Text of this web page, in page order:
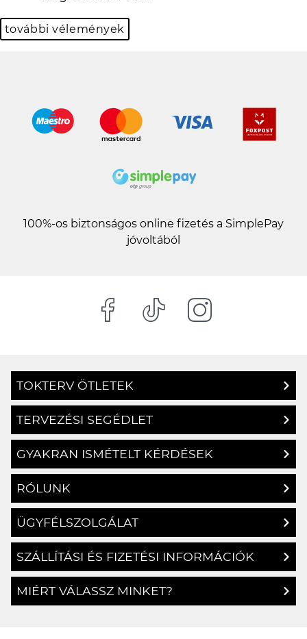
további vélemények
100%-os biztonságos online fizetés a SimplePay
jóvoltából
TOKTERV ÖTLETEK
TERVEZÉSI SEGÉDLET
GYAKRAN ISMÉTELT KÉRDÉSEK
RÓLUNK
ÜGYFÉLSZOLGÁLAT
SZÁLLÍTÁSI ÉS FIZETÉSI INFORMÁCIÓK
MIÉRT VÁLASSZ MINKET?